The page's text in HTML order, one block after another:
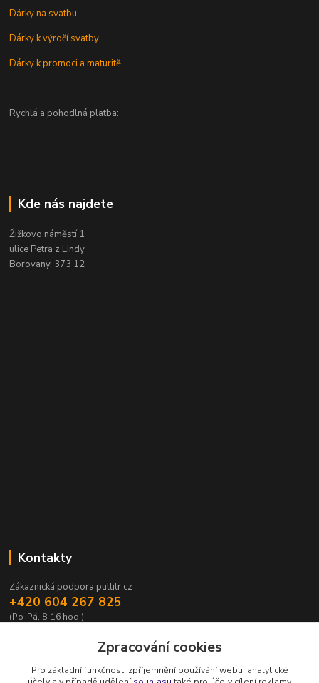
Dárky na svatbu
Dárky k výročí svatby
Dárky k promoci a maturitě
Rychlá a pohodlná platba:
Kde nás najdete
Žižkovo náměstí 1
ulice Petra z Lindy
Borovany, 373 12
Kontakty
Zákaznická podpora pullitr.cz
+420 604 267 825
(Po-Pá, 8-16 hod.)
Zpracování cookies
Pro základní funkčnost, zpříjemnění používání webu, analytické